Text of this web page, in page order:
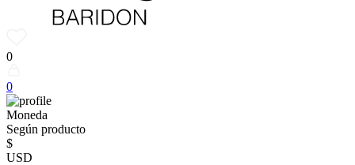
0
0
Moneda
Según producto
$
USD